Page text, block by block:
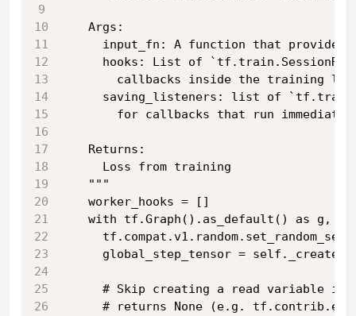
    Args:
input_fn: A function that provides
hooks: List of
callbacks inside the training
saving_listeners: list of
for callbacks that run
    Returns:
      Loss from training
    """
    worker_hooks = []
with tf.Graph().as_default() as g,
global_step_tensor =
# Skip creating a read variable if
# returns None (e.g.